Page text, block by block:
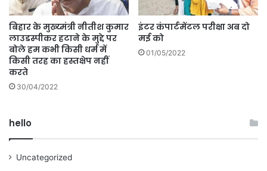
बिहार के मुख्य्मंत्री नीतीश कुमार
लाउडस्पीकर हटाने के मुद्दे पर
बोले हम कभी किसी धर्म में
किसी तरह का हस्तक्षेप नहीं
करते
30/04/2022
इंटर कंपार्टमेंटल परीक्षा अब दो
मई को
01/05/2022
hello
Uncategorized